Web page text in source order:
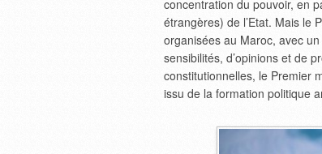
concentration du pouvoir, en
étrangères) de l’Etat. Mais le
organisées au Maroc, avec
sensibilités, d’opinions et de
constitutionnelles, le Premier
issu de la formation politique